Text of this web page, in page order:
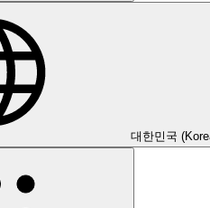
대한민국